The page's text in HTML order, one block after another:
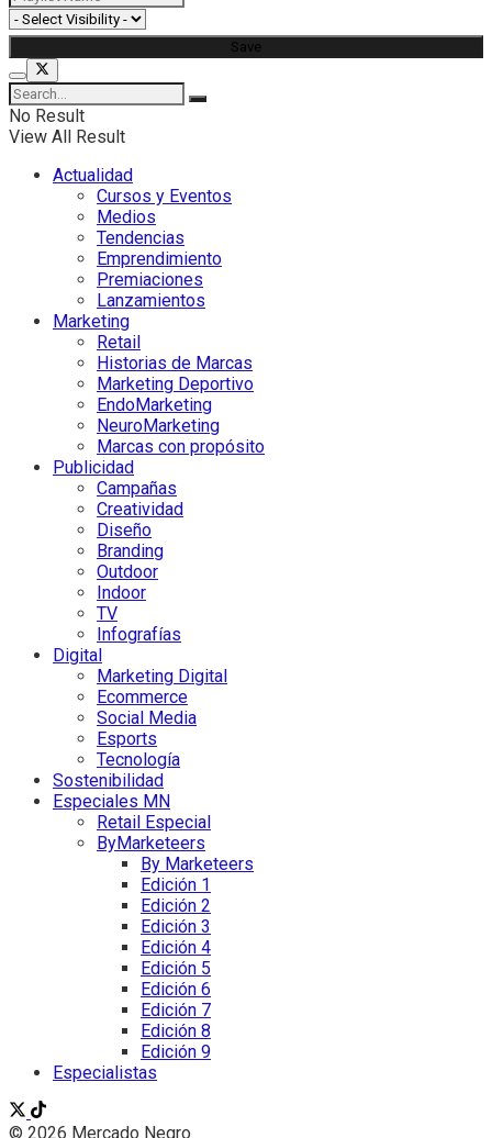
No Result
View All Result
Actualidad
Cursos y Eventos
Medios
Tendencias
Emprendimiento
Premiaciones
Lanzamientos
Marketing
Retail
Historias de Marcas
Marketing Deportivo
EndoMarketing
NeuroMarketing
Marcas con propósito
Publicidad
Campañas
Creatividad
Diseño
Branding
Outdoor
Indoor
TV
Infografías
Digital
Marketing Digital
Ecommerce
Social Media
Esports
Tecnología
Sostenibilidad
Especiales MN
Retail Especial
ByMarketeers
By Marketeers
Edición 1
Edición 2
Edición 3
Edición 4
Edición 5
Edición 6
Edición 7
Edición 8
Edición 9
Especialistas
© 2026 Mercado Negro